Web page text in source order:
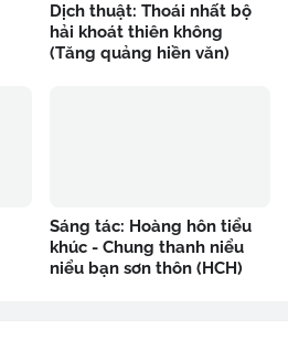
Dịch thuật: Thoái nhất bộ
hải khoát thiên không
(Tăng quảng hiền văn)
Sáng tác: Hoàng hôn tiểu
khúc - Chung thanh niểu
niểu bạn sơn thôn (HCH)